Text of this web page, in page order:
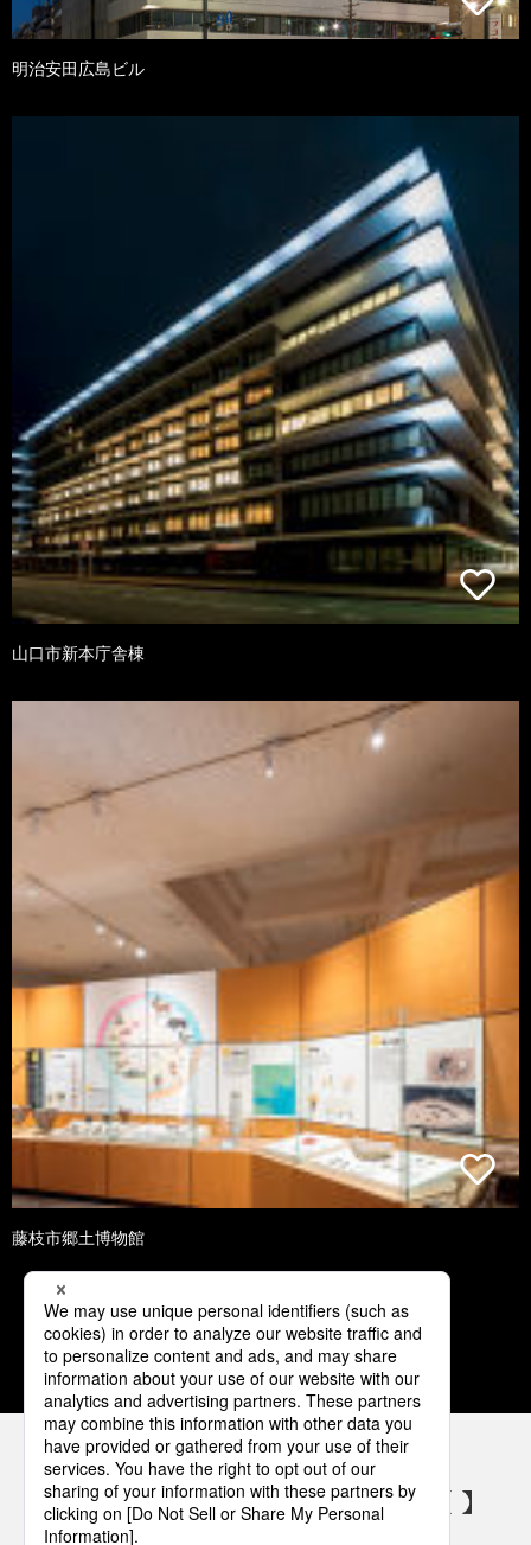
明治安田広島ビル
山口市新本庁舎棟
藤枝市郷土博物館
1 2 3 4 5
パナソニックの電気設備 SNSアカウント